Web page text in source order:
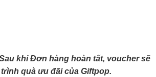
khi Đơn hàng hoàn tất, voucher sẽ
quà ưu đãi của Giftpop.